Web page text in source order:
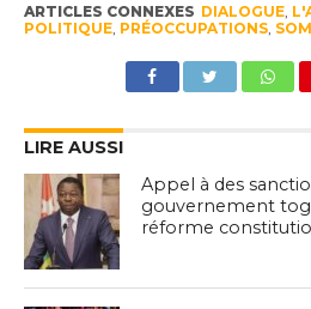
ARTICLES CONNEXES DIALOGUE,
POLITIQUE, PRÉOCCUPATIONS,
LIRE AUSSI
Appel à des
gouvernement
réforme